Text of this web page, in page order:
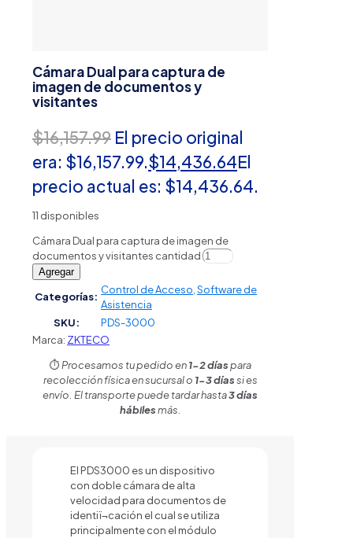
Cámara Dual para captura de
imagen de documentos y
visitantes
$16,157.99 El precio original
era: $16,157.99.$14,436.64El
precio actual es: $14,436.64.
11 disponibles
Cámara Dual para captura de imagen de
documentos y visitantes cantidad
Agregar
Categorías:
Control de Acceso,Software de
Asistencia
SKU:
PDS-3000
Marca: ZKTECO
⏱️Procesamos tu pedido en1-2 díaspara
recolección física en sucursal o 1-3 díassi es
envío. El transporte puede tardar hasta3 días
hábilesmás.
El PDS3000 es un dispositivo
con doble cámara de alta
velocidad para documentos de
identiï¬cación el cual se utiliza
principalmente con el módulo